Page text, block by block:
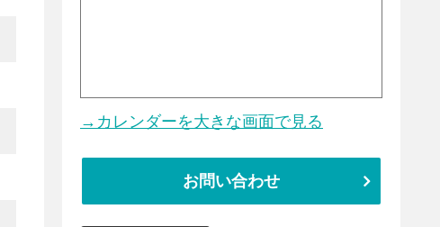
→カレンダーを大きな画面で見る
お問い合わせ